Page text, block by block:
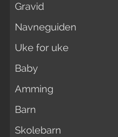
Gravid
Navneguiden
Uke for uke
Baby
Amming
Barn
Skolebarn